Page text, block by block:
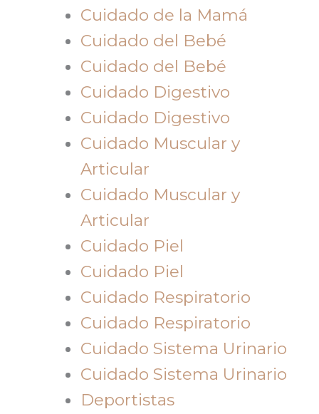
Cuidado de la Mamá
Cuidado del Bebé
Cuidado del Bebé
Cuidado Digestivo
Cuidado Digestivo
Cuidado Muscular y
Articular
Cuidado Muscular y
Articular
Cuidado Piel
Cuidado Piel
Cuidado Respiratorio
Cuidado Respiratorio
Cuidado Sistema Urinario
Cuidado Sistema Urinario
Deportistas